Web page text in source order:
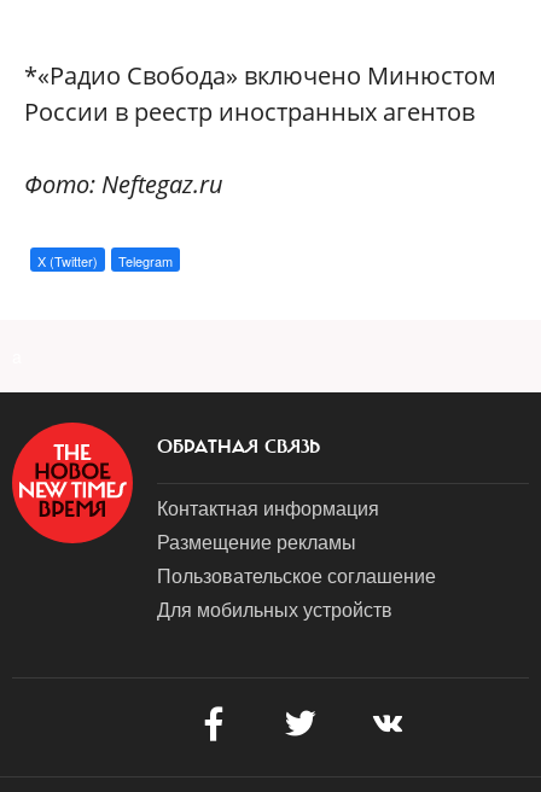
*«Радио Свобода» включено Минюстом
России в реестр иностранных агентов
Фото: Neftegaz.ru
X (Twitter) Telegram
ОБРАТНАЯ СВЯЗЬ
Контактная информация
Размещение рекламы
Пользовательское соглашение
Для мобильных устройств